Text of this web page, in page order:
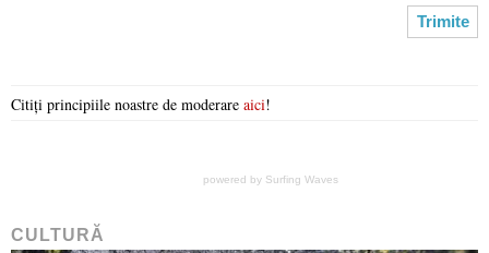
Citiți principiile noastre de moderare aici!
powered by Surfing Waves
CULTURĂ